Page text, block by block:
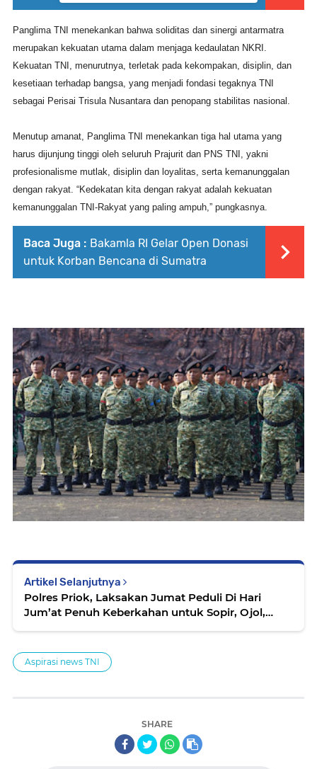
Panglima TNI menekankan bahwa soliditas dan sinergi antarmatra
merupakan kekuatan utama dalam menjaga kedaulatan NKRI.
Kekuatan TNI, menurutnya, terletak pada kekompakan, disiplin, dan
kesetiaan terhadap bangsa, yang menjadi fondasi tegaknya TNI
sebagai Perisai Trisula Nusantara dan penopang stabilitas nasional.
Menutup amanat, Panglima TNI menekankan tiga hal utama yang
harus dijunjung tinggi oleh seluruh Prajurit dan PNS TNI, yakni
profesionalisme mutlak, disiplin dan loyalitas, serta kemanunggalan
dengan rakyat. “Kedekatan kita dengan rakyat adalah kekuatan
kemanunggalan TNI-Rakyat yang paling ampuh,” pungkasnya.
Baca Juga : Bakamla RI Gelar Open Donasi
untuk Korban Bencana di Sumatra
Artikel Selanjutnya
Polres Priok, Laksakan Jumat Peduli Di Hari
Jum’at Penuh Keberkahan untuk Sopir, Ojol,
Aspirasi news TNI
SHARE